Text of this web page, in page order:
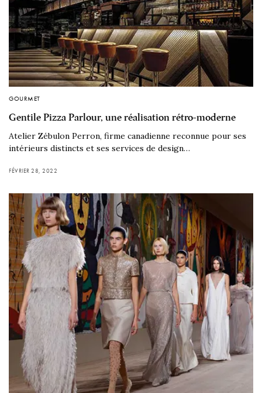
GOURMET
Gentile Pizza Parlour, une réalisation rétro-moderne
Atelier Zébulon Perron, firme canadienne reconnue pour ses
intérieurs distincts et ses services de design…
FÉVRIER 28, 2022